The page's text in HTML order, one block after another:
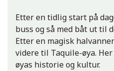
Etter en tidlig start på
buss og så med båt ut til
Etter en magisk
videre til Taquile-øya.
øyas historie og kultur.